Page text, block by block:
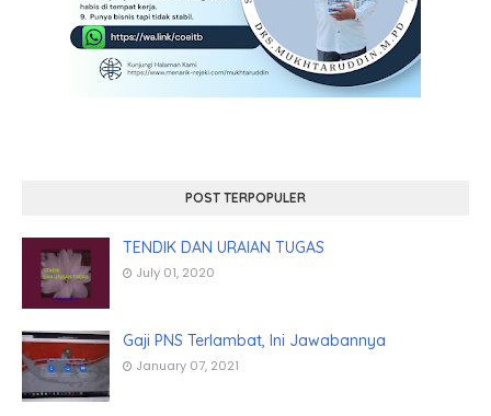
POST TERPOPULER
TENDIK DAN URAIAN TUGAS
July 01, 2020
Gaji PNS Terlambat, Ini Jawabannya
January 07, 2021